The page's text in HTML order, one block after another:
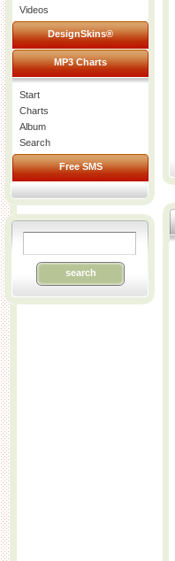
Videos
DesignSkins®
MP3 Charts
Start
Charts
Album
Search
Free SMS
search